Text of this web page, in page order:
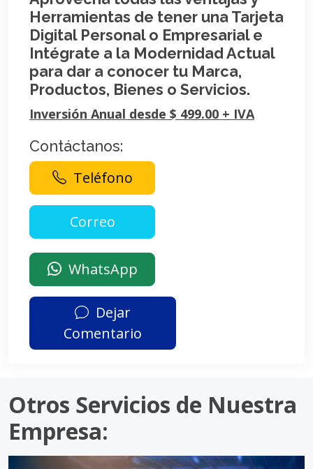
Herramientas de tener una Tarjeta
Digital Personal o Empresarial e
Intégrate a la Modernidad Actual
para dar a conocer tu Marca,
Productos, Bienes o Servicios.
Inversión Anual desde $ 499.00 + IVA
Contáctanos:
Teléfono
WhatsApp
Dejar
Comentario
Otros Servicios de Nuestra
Empresa: